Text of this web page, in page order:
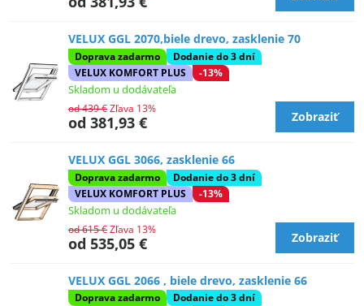
VELUX GGL 2070,biele drevo, zasklenie 70
Doprava zadarmo
Dodanie do 3 dní
VELUX KOMFORT PLUS
-13%
Skladom u dodávateľa
od 381,93 €
od 439 €Zľava 13%
Zobraziť
VELUX GGL 3066, zasklenie 66
Doprava zadarmo
Dodanie do 3 dní
VELUX KOMFORT PLUS
-13%
Skladom u dodávateľa
od 535,05 €
od 615 €Zľava 13%
Zobraziť
VELUX GGL 2066 , biele drevo, zasklenie 66
Doprava zadarmo
Dodanie do 3 dní